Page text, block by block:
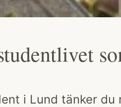
i Lund tänker